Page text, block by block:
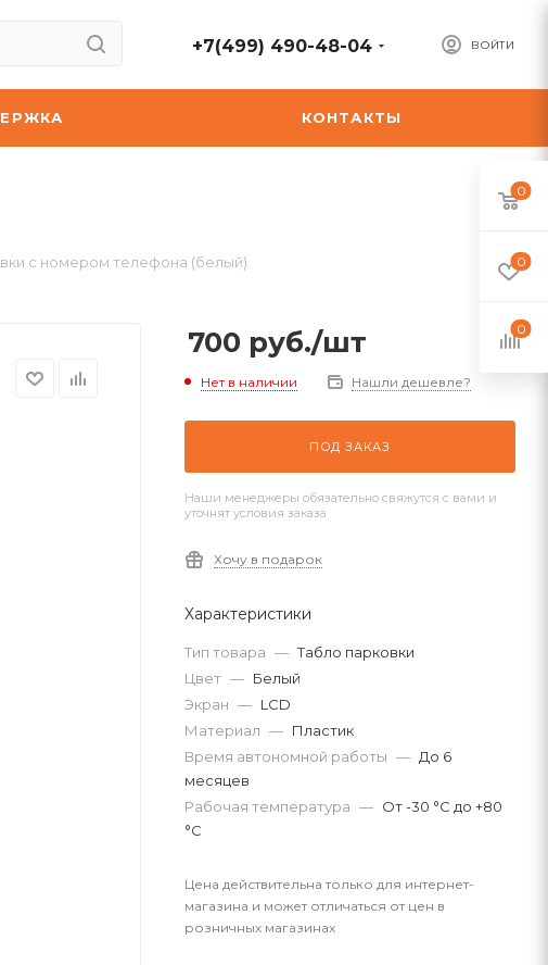
ВОЙТИ
+7(499) 490-48-04
КОНТАКТЫ
с номером телефона (белый)
700 руб./шт
Нет в наличии Нашли дешевле?
ПОД ЗАКАЗ
Наши менеджеры обязательно свяжутся с вами и
уточнят условия заказа
Хочу в подарок
Характеристики
Тип товара — Табло парковки
Цвет — Белый
Экран — LCD
Материал — Пластик
Время автономной работы — До 6
месяцев
Рабочая температура — От -30 °C до +80
°C
Цена действительна только для интернет-
магазина и может отличаться от цен в
розничных магазинах
0
0
0